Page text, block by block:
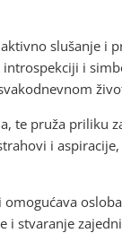
slušanje i
i
te pruža priliku
i
i stvaranje